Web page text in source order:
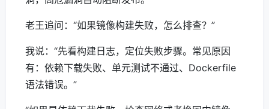
老王追问：“如果镜像构建失败，怎么排查？”
我说：“先看构建日志，定位失败步骤。常见原因
有：依赖下载失败、单元测试不通过、Dockerfile
语法错误。”